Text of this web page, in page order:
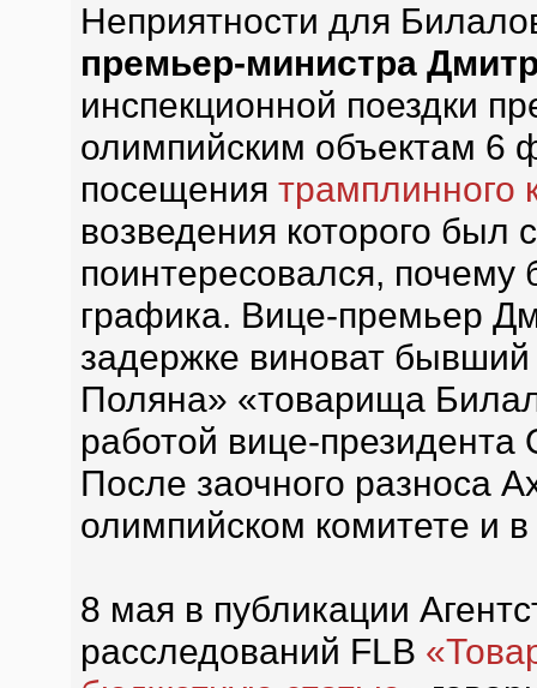
Неприятности для
премьер-министра
инспекционной поездки
олимпийским объектам 6
посещения трамплинного
возведения которого был
поинтересовался,
графика. Вице-премьер
задержке виноват
Поляна» «товарища
работой вице-президента
После заочного разноса
олимпийском комитете и в
8 мая в публикации
расследований FLB